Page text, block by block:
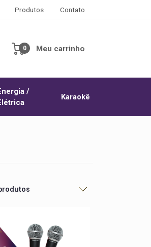
Produtos Contato
0 Meu carrinho
/
Karaokê